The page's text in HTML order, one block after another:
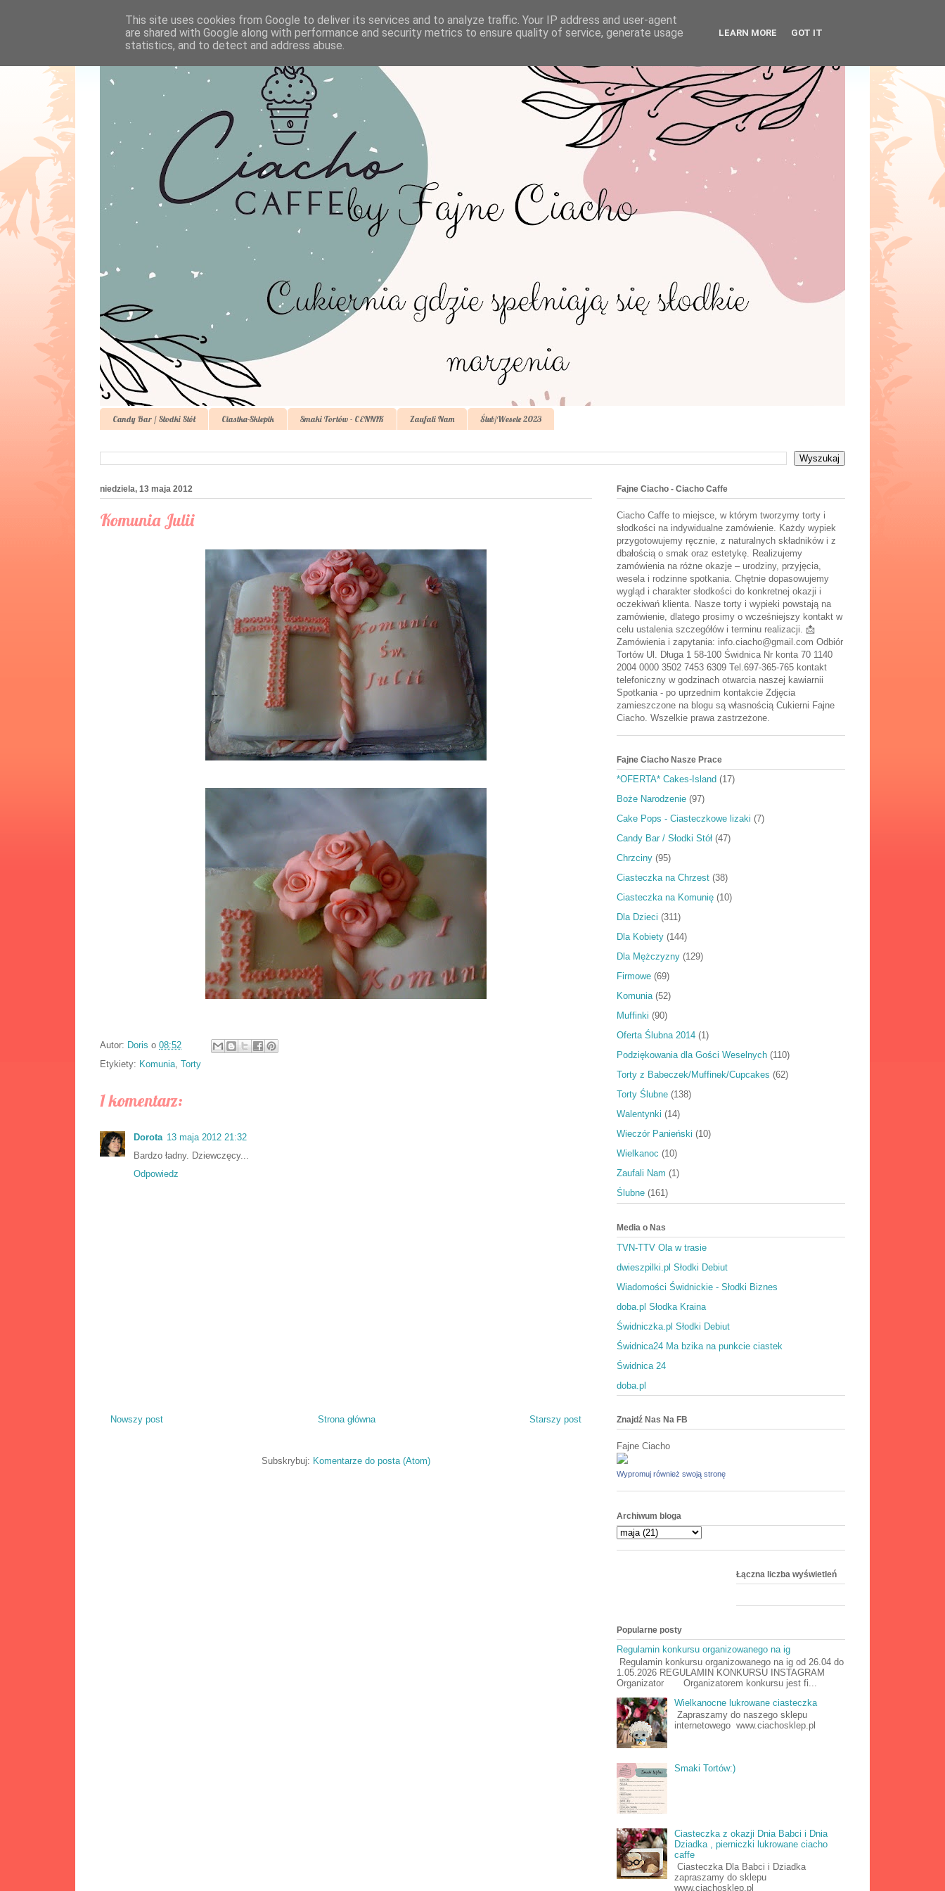
Candy Bar / Słodki Stół Ciastka-Sklepik Smaki Tortów - CENNIK Zaufali Nam Ślub/Wesele 2023
niedziela, 13 maja 2012
Komunia Julii
Autor: Doris o 08:52
Etykiety: Komunia, Torty
1 komentarz:
Dorota 13 maja 2012 21:32
Bardzo ładny. Dziewczęcy...
Odpowiedz
Nowszy post Starszy post
Strona główna
Subskrybuj: Komentarze do posta (Atom)
Fajne Ciacho - Ciacho Caffe
Ciacho Caffe to miejsce, w którym tworzymy torty i
słodkości na indywidualne zamówienie. Każdy wypiek
przygotowujemy ręcznie, z naturalnych składników i z
dbałością o smak oraz estetykę. Realizujemy
zamówienia na różne okazje – urodziny, przyjęcia,
wesela i rodzinne spotkania. Chętnie dopasowujemy
wygląd i charakter słodkości do konkretnej okazji i
oczekiwań klienta. Nasze torty i wypieki powstają na
zamówienie, dlatego prosimy o wcześniejszy kontakt w
celu ustalenia szczegółów i terminu realizacji. 📩
Zamówienia i zapytania: info.ciacho@gmail.com Odbiór
Tortów Ul. Długa 1 58-100 Świdnica Nr konta 70 1140
2004 0000 3502 7453 6309 Tel.697-365-765 kontakt
telefoniczny w godzinach otwarcia naszej kawiarnii
Spotkania - po uprzednim kontakcie Zdjęcia
zamieszczone na blogu są własnością Cukierni Fajne
Ciacho. Wszelkie prawa zastrzeżone.
Fajne Ciacho Nasze Prace
*OFERTA* Cakes-Island (17)
Boże Narodzenie (97)
Cake Pops - Ciasteczkowe lizaki (7)
Candy Bar / Słodki Stół (47)
Chrzciny (95)
Ciasteczka na Chrzest (38)
Ciasteczka na Komunię (10)
Dla Dzieci (311)
Dla Kobiety (144)
Dla Mężczyzny (129)
Firmowe (69)
Komunia (52)
Muffinki (90)
Oferta Ślubna 2014 (1)
Podziękowania dla Gości Weselnych (110)
Torty z Babeczek/Muffinek/Cupcakes (62)
Torty Ślubne (138)
Walentynki (14)
Wieczór Panieński (10)
Wielkanoc (10)
Zaufali Nam (1)
Ślubne (161)
Media o Nas
TVN-TTV Ola w trasie
dwieszpilki.pl Słodki Debiut
Wiadomości Świdnickie - Słodki Biznes
doba.pl Słodka Kraina
Świdniczka.pl Słodki Debiut
Świdnica24 Ma bzika na punkcie ciastek
Świdnica 24
doba.pl
Znajdź Nas Na FB
Fajne Ciacho
Wypromuj również swoją stronę
Archiwum bloga
Łączna liczba wyświetleń
Popularne posty
Regulamin konkursu organizowanego na ig
Regulamin konkursu organizowanego na ig od 26.04 do
1.05.2026 REGULAMIN KONKURSU INSTAGRAM
Organizator Organizatorem konkursu jest fi...
Wielkanocne lukrowane ciasteczka
Zapraszamy do naszego sklepu
internetowego www.ciachosklep.pl
Smaki Tortów:)
Ciasteczka z okazji Dnia Babci i Dnia
Dziadka , pierniczki lukrowane ciacho
caffe
Ciasteczka Dla Babci i Dziadka
zapraszamy do sklepu
www.ciachosklep.pl
This site uses cookies from Google to deliver its services and to analyze traffic. Your IP address and user-agent
are shared with Google along with performance and security metrics to ensure quality of service, generate usage
statistics, and to detect and address abuse.
LEARN MORE GOT IT